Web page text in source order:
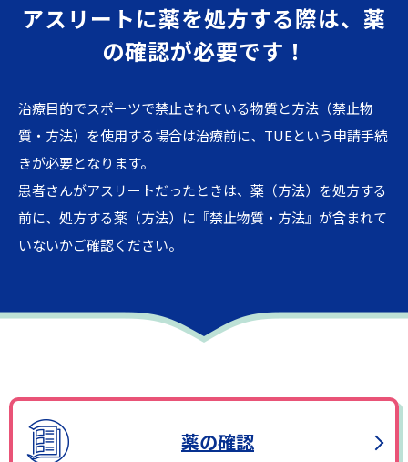
アスリートに薬を処方する際は、薬
の確認が必要です！
治療目的でスポーツで禁止されている物質と方法（禁止物
質・方法）を使用する場合は治療前に、TUEという申請手続
きが必要となります。
患者さんがアスリートだったときは、薬（方法）を処方する
前に、処方する薬（方法）に『禁止物質・方法』が含まれて
いないかご確認ください。
薬の確認